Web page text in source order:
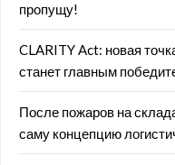
пропущу!
CLARITY Act: новая
станет главным
После пожаров на
саму концепцию